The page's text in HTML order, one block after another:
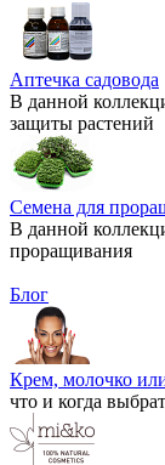
Аптечка садовода
В данной
защиты растений
Семена для
В данной
проращивания
Блог
Крем, молочко
что и когда